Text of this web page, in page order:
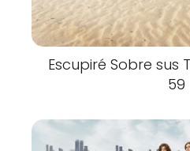
Escupiré Sobre sus
59